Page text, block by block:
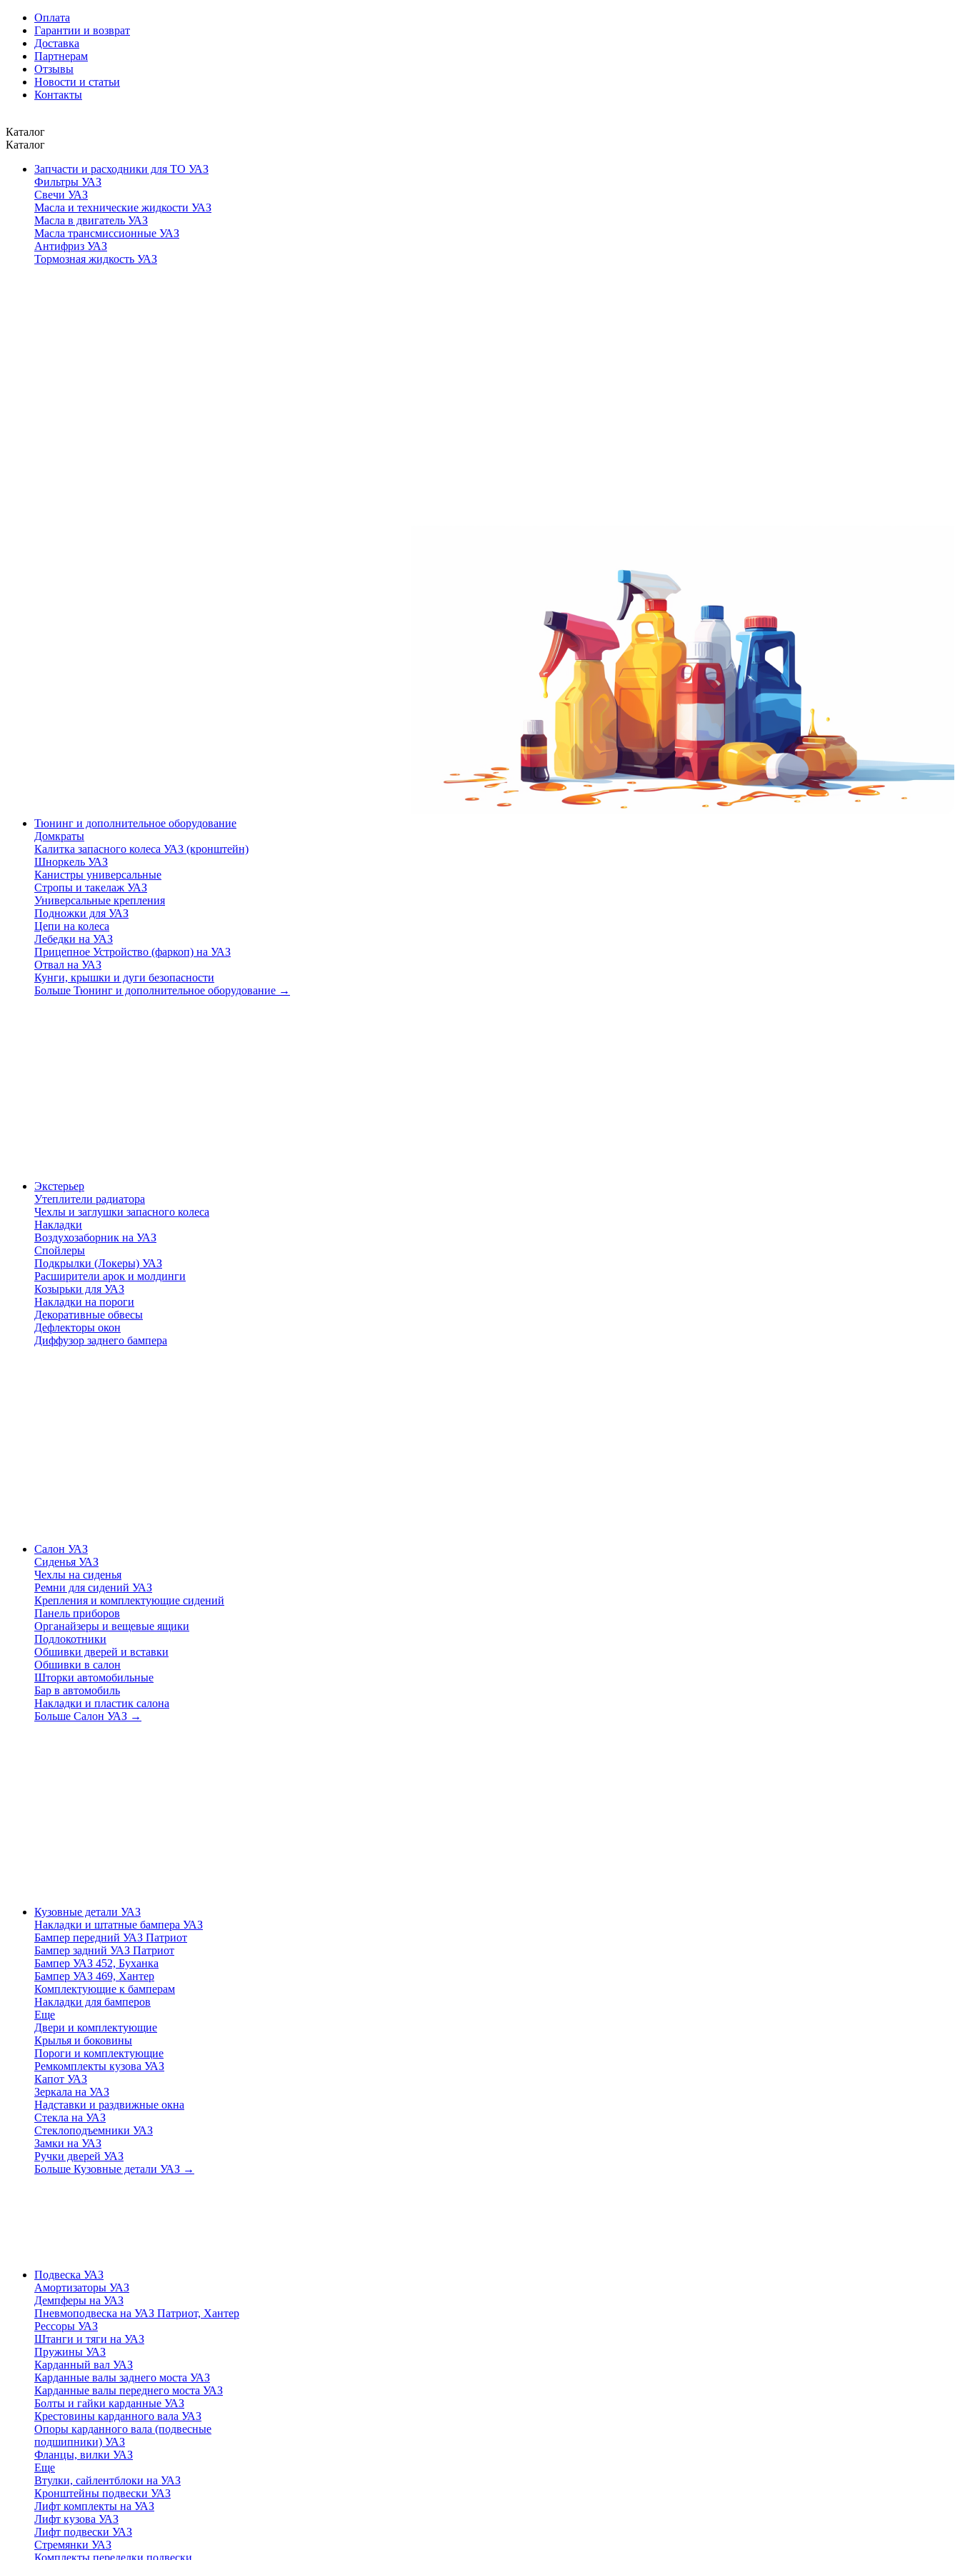
Оплата
Гарантии и возврат
Доставка
Партнерам
Отзывы
Новости и статьи
Контакты
Каталог
Каталог
Запчасти и расходники для ТО УАЗ
Фильтры УАЗ
Свечи УАЗ
Масла и технические жидкости УАЗ
Масла в двигатель УАЗ
Масла трансмиссионные УАЗ
Антифриз УАЗ
Тормозная жидкость УАЗ
Тюнинг и дополнительное оборудование
Домкраты
Калитка запасного колеса УАЗ (кронштейн)
Шноркель УАЗ
Канистры универсальные
Стропы и такелаж УАЗ
Универсальные крепления
Подножки для УАЗ
Цепи на колеса
Лебедки на УАЗ
Прицепное Устройство (фаркоп) на УАЗ
Отвал на УАЗ
Кунги, крышки и дуги безопасности
Больше Тюнинг и дополнительное оборудование →
Экстерьер
Утеплители радиатора
Чехлы и заглушки запасного колеса
Накладки
Воздухозаборник на УАЗ
Спойлеры
Подкрылки (Локеры) УАЗ
Расширители арок и молдинги
Козырьки для УАЗ
Накладки на пороги
Декоративные обвесы
Дефлекторы окон
Диффузор заднего бампера
Салон УАЗ
Сиденья УАЗ
Чехлы на сиденья
Ремни для сидений УАЗ
Крепления и комплектующие сидений
Панель приборов
Органайзеры и вещевые ящики
Подлокотники
Обшивки дверей и вставки
Обшивки в салон
Шторки автомобильные
Бар в автомобиль
Накладки и пластик салона
Больше Салон УАЗ →
Кузовные детали УАЗ
Накладки и штатные бампера УАЗ
Бампер передний УАЗ Патриот
Бампер задний УАЗ Патриот
Бампер УАЗ 452, Буханка
Бампер УАЗ 469, Хантер
Комплектующие к бамперам
Накладки для бамперов
Еще
Двери и комплектующие
Крылья и боковины
Пороги и комплектующие
Ремкомплекты кузова УАЗ
Капот УАЗ
Зеркала на УАЗ
Надставки и раздвижные окна
Стекла на УАЗ
Стеклоподъемники УАЗ
Замки на УАЗ
Ручки дверей УАЗ
Больше Кузовные детали УАЗ →
Подвеска УАЗ
Амортизаторы УАЗ
Демпферы на УАЗ
Пневмоподвеска на УАЗ Патриот, Хантер
Рессоры УАЗ
Штанги и тяги на УАЗ
Пружины УАЗ
Карданный вал УАЗ
Карданные валы заднего моста УАЗ
Карданные валы переднего моста УАЗ
Болты и гайки карданные УАЗ
Крестовины карданного вала УАЗ
Опоры карданного вала (подвесные
подшипники) УАЗ
Фланцы, вилки УАЗ
Еще
Втулки, сайлентблоки на УАЗ
Кронштейны подвески УАЗ
Лифт комплекты на УАЗ
Лифт кузова УАЗ
Лифт подвески УАЗ
Стремянки УАЗ
Комплекты переделки подвески